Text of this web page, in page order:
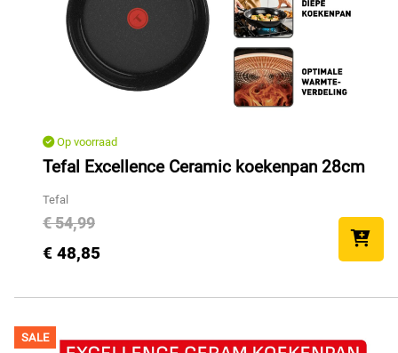
Op voorraad
Tefal Excellence Ceramic koekenpan 28cm
Tefal
€ 54,99
€ 48,85
SALE